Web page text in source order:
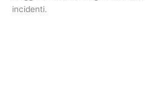
incidenti.